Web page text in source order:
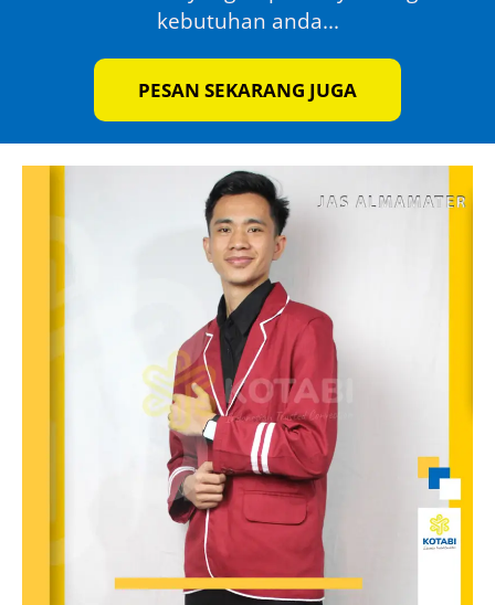
kebutuhan anda...
PESAN SEKARANG JUGA